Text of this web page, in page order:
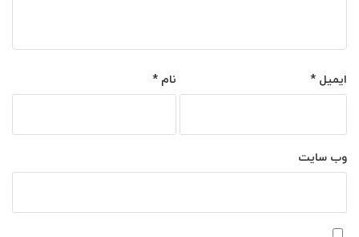
نام* ایمیل*
وب‌ سایت